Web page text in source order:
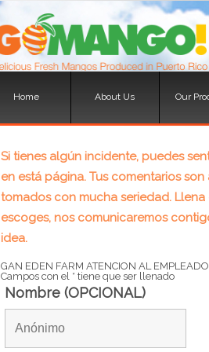
Home About Us Our
Si tienes algún incidente, puedes
en está página. Tus comentarios
tomados con mucha seriedad. Llena
escoges, nos comunicaremos
idea.
GAN EDEN FARM ATENCION AL EMPLEADO
Campos con el * tiene que ser llenado
Nombre (OPCIONAL)